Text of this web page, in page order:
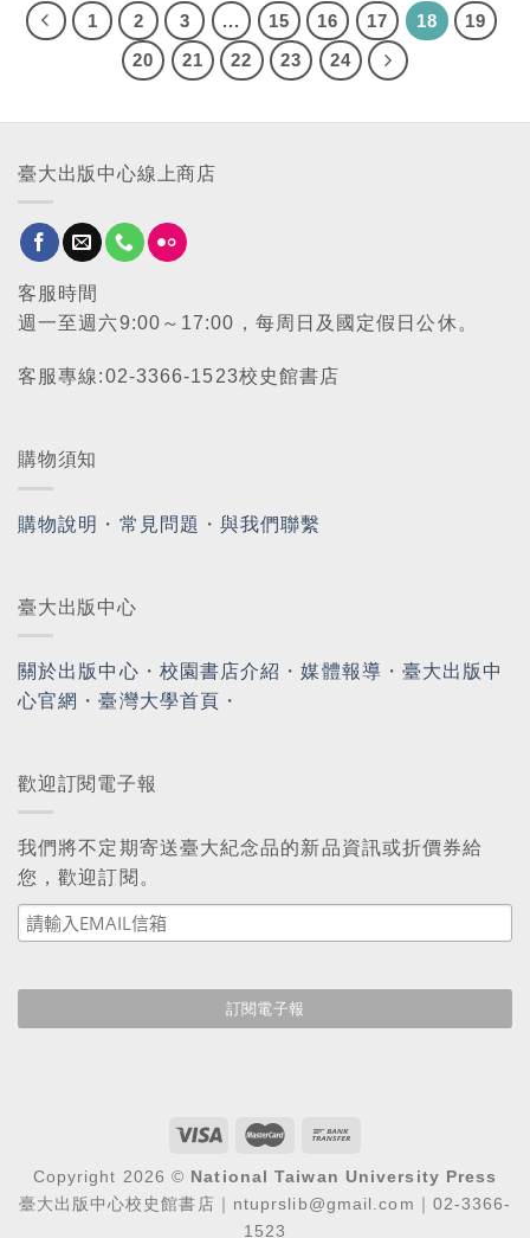
1 2 3 ... 15 16 17 18
19
20
21 22 23 24
臺大出版中心線上商店
客服時間
週一至週六9:00～17:00，每周日及國定假日公休。
客服專線:02-3366-1523校史館書店
購物須知
購物說明 ・ 常見問題 ・與我們聯繫
臺大出版中心
關於出版中心 ・ 校園書店介紹 ・媒體報導 ・ 臺大出版中
心官網 ・臺灣大學首頁 ・
歡迎訂閱電子報
我們將不定期寄送臺大紀念品的新品資訊或折價券給
您，歡迎訂閱。
Copyright 2026 © National Taiwan University Press
臺大出版中心校史館書店｜ntuprslib@gmail.com｜02-3366-
1523